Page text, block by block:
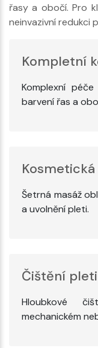
řasy a obočí. Pro
neinvazivní redukci
Kompletní
Komplexní
barvení řas a
Šetrná masáž
a uvolnění pleti.
Čištění pleti
Hloubkové
mechanickém